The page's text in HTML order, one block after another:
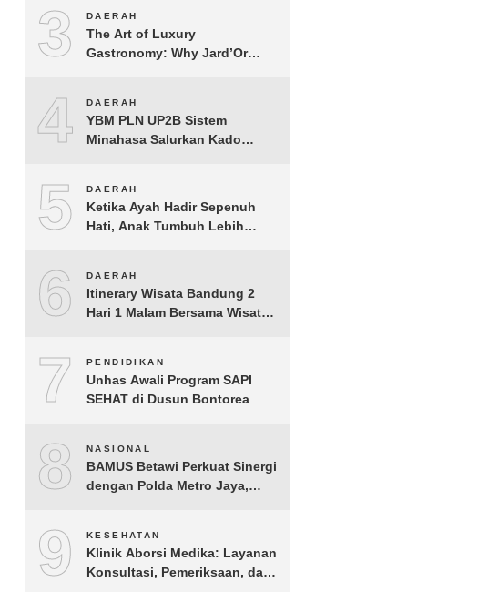
3 DAERAH
The Art of Luxury
Gastronomy: Why Jard’Or
4 DAERAH
YBM PLN UP2B Sistem
Minahasa Salurkan Kado
Tomohon
5 DAERAH
Ketika Ayah Hadir Sepenuh
Hati, Anak Tumbuh Lebih
6 DAERAH
Itinerary Wisata Bandung 2
Hari 1 Malam Bersama Wisata
7 PENDIDIKAN
Unhas Awali Program SAPI
SEHAT di Dusun Bontorea
8 NASIONAL
BAMUS Betawi Perkuat Sinergi
dengan Polda Metro Jaya,
Kondusif Jelang HUT ke-81
Republik Indonesia
9 KESEHATAN
Klinik Aborsi Medika: Layanan
Konsultasi, Pemeriksaan, dan